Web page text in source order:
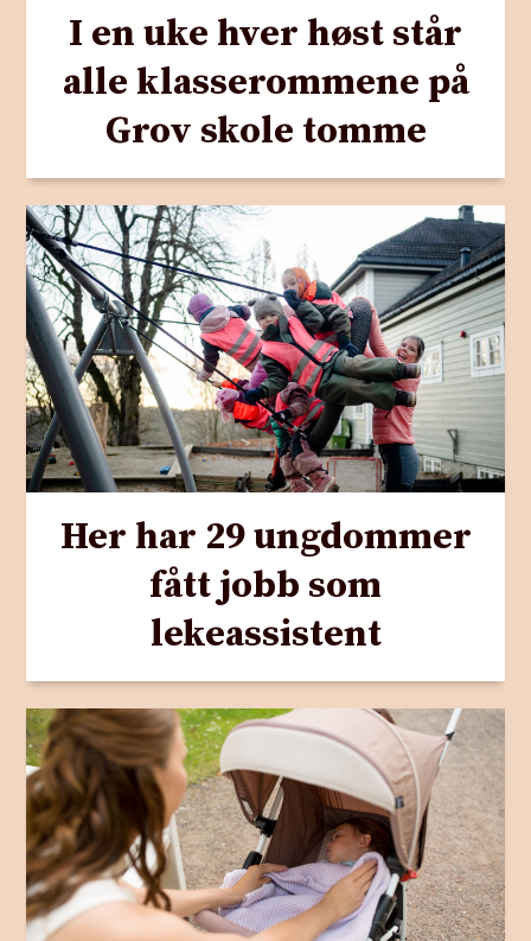
I en uke hver høst står
alle klasserommene på
Grov skole tomme
Her har 29 ungdommer
fått jobb som
lekeassistent